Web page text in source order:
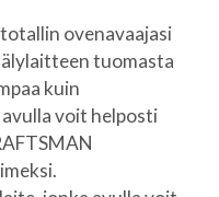
ovenavaajasi
tuomasta
kuin
voit helposti